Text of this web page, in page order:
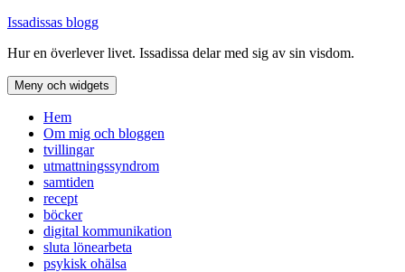
Hoppa
innehåll
Issadissas blogg
Hur en överlever livet. Issadissa delar med sig av sin visdom.
Meny och widgets
Hem
Om mig och bloggen
tvillingar
utmattningssyndrom
samtiden
recept
böcker
digital kommunikation
sluta lönearbeta
psykisk ohälsa